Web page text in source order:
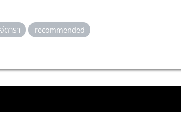
ดารา recommended